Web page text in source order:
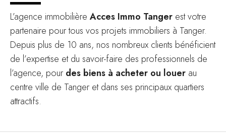
L’agence immobilière Acces Immo Tanger est votre
partenaire pour tous vos projets immobiliers à Tanger.
Depuis plus de 10 ans, nos nombreux clients bénéficient
de l’expertise et du savoir-faire des professionnels de
l’agence, pour des biens à acheter ou louer au
centre ville de Tanger et dans ses principaux quartiers
attractifs.